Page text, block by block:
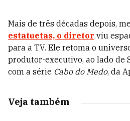
Mais de três décadas depois,
estatuetas, o diretor viu
para a TV. Ele retoma o
produtor-executivo, ao lado de
com a série Cabo do Medo, da
Veja também